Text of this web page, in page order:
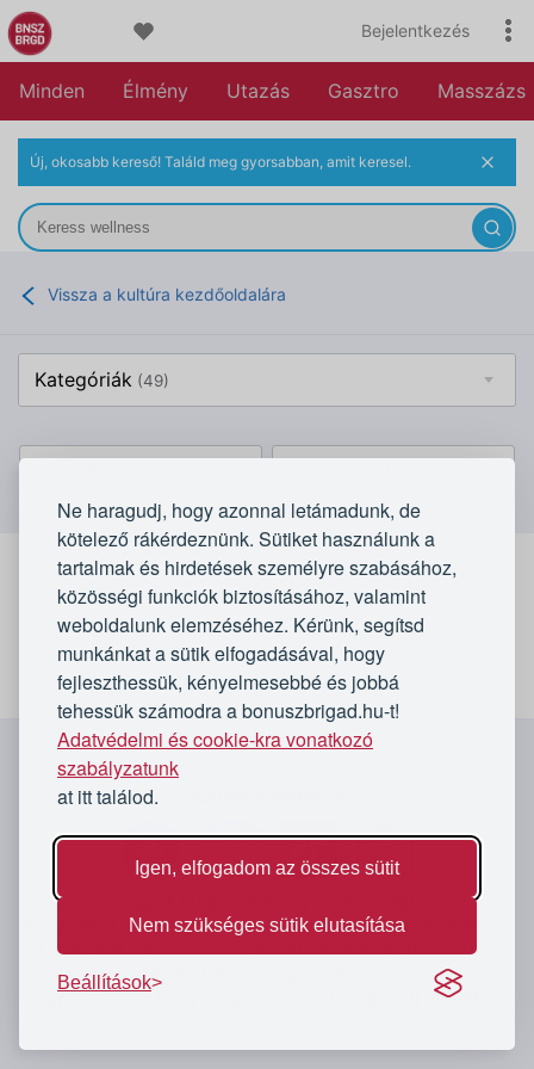
Ne haragudj, hogy azonnal letámadunk, de
kötelező rákérdeznünk. Sütiket használunk a
tartalmak és hirdetések személyre szabásához,
közösségi funkciók biztosításához, valamint
weboldalunk elemzéséhez. Kérünk, segítsd
munkánkat a sütik elfogadásával, hogy
fejleszthessük, kényelmesebbé és jobbá
tehessük számodra a bonuszbrigad.hu-t!
Adatvédelmi és cookie-kra vonatkozó
szabályzatunk
at itt találod.
Igen, elfogadom az összes sütit
Nem szükséges sütik elutasítása
Beállítások
Bejelentkezés
Minden Élmény Utazás Gasztro Masszázs
Új, okosabb kereső! Találd meg gyorsabban, amit keresel.
Vissza a kultúra kezdőoldalára
Kategóriák (49)
`
A Bónusz Brigád Magyarország legnagyobb
közösségi vásárló oldala. Vásárlóink eddig több mint
31 918 059 646forintot spóroltak meg 4 401 620
bónusz vásárlásával és ezek a számok minden
nappal nőnek. Légy tudatos vásárló, spórolj velünk